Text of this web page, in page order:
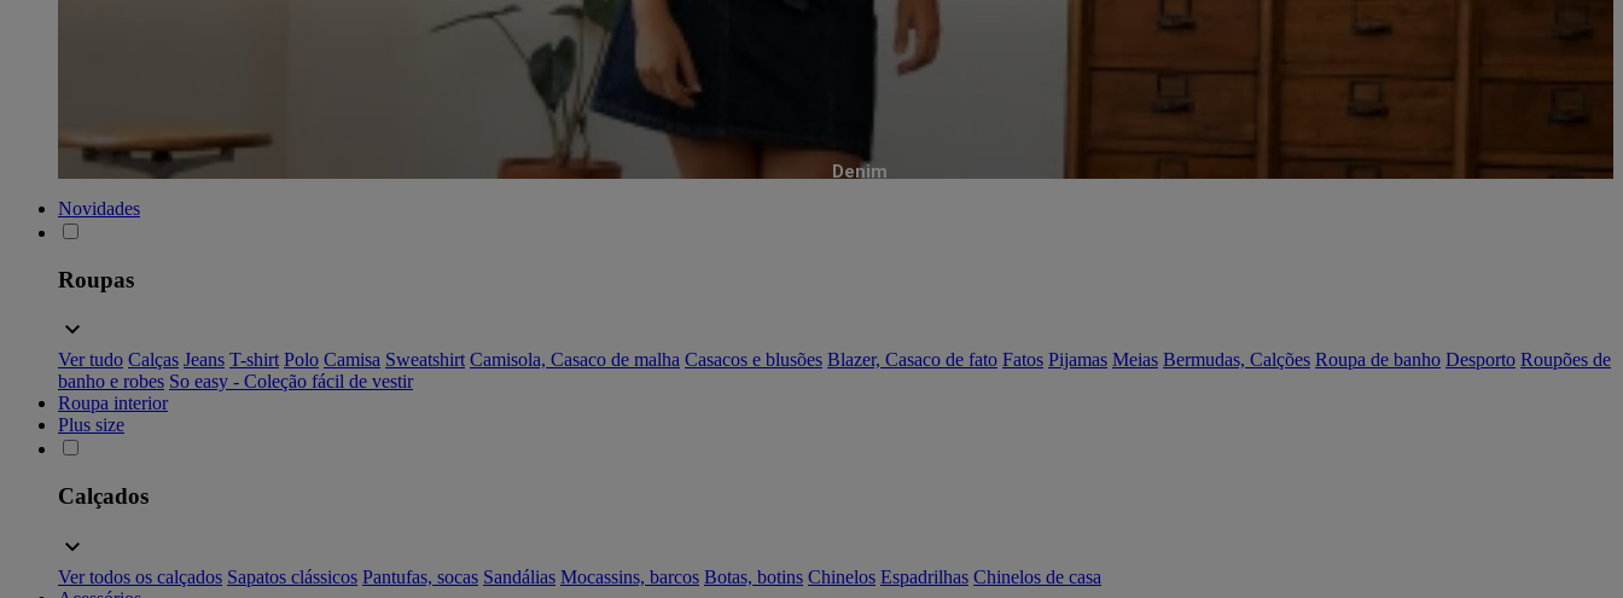
Denim
Novidades
Roupas
Ver tudo Calças Jeans T-shirt Polo Camisa Sweatshirt Camisola, Casaco de malha Casacos e blusões Blazer, Casaco de fato Fatos Pijamas Meias Bermudas, Calções Roupa de banho Desporto Roupões de
banho e robes So easy - Coleção fácil de vestir
Roupa interior
Plus size
Calçados
Ver todos os calçados Sapatos clássicos Pantufas, socas Sandálias Mocassins, barcos Botas, botins Chinelos Espadrilhas Chinelos de casa